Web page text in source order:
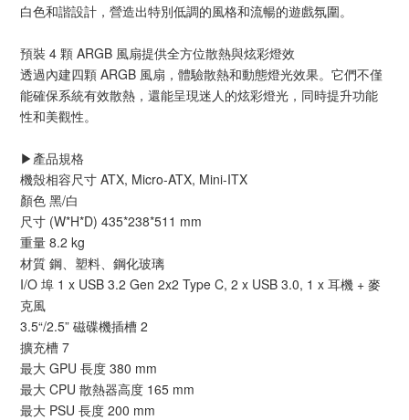
白色和諧設計，營造出特別低調的風格和流暢的遊戲氛圍。
預裝 4 顆 ARGB 風扇提供全方位散熱與炫彩燈效
透過內建四顆 ARGB 風扇，體驗散熱和動態燈光效果。它們不僅
能確保系統有效散熱，還能呈現迷人的炫彩燈光，同時提升功能
性和美觀性。
▶️產品規格
機殼相容尺寸 ATX, Micro-ATX, Mini-ITX
顏色 黑/白
尺寸 (W*H*D) 435*238*511 mm
重量 8.2 kg
材質 鋼、塑料、鋼化玻璃
I/O 埠 1 x USB 3.2 Gen 2x2 Type C, 2 x USB 3.0, 1 x 耳機 + 麥
克風
3.5“/2.5” 磁碟機插槽 2
擴充槽 7
最大 GPU 長度 380 mm
最大 CPU 散熱器高度 165 mm
最大 PSU 長度 200 mm